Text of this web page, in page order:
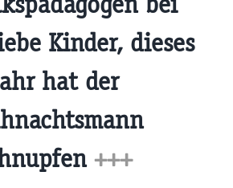
Kinder, dieses
hat der
+++